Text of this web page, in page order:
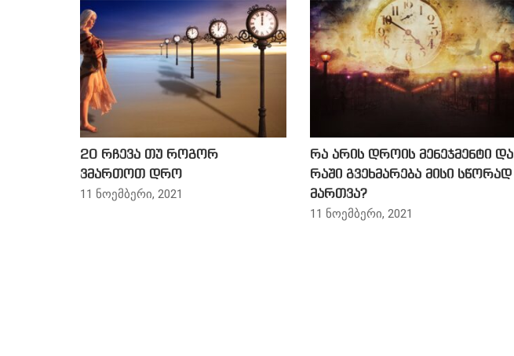
20 რჩევა თუ როგორ
ვმართოთ დრო
11 ნოემბერი, 2021
რა არის დროის მენეჯმენტი და
რაში გვეხმარება მისი სწორად
მართვა?
11 ნოემბერი, 2021